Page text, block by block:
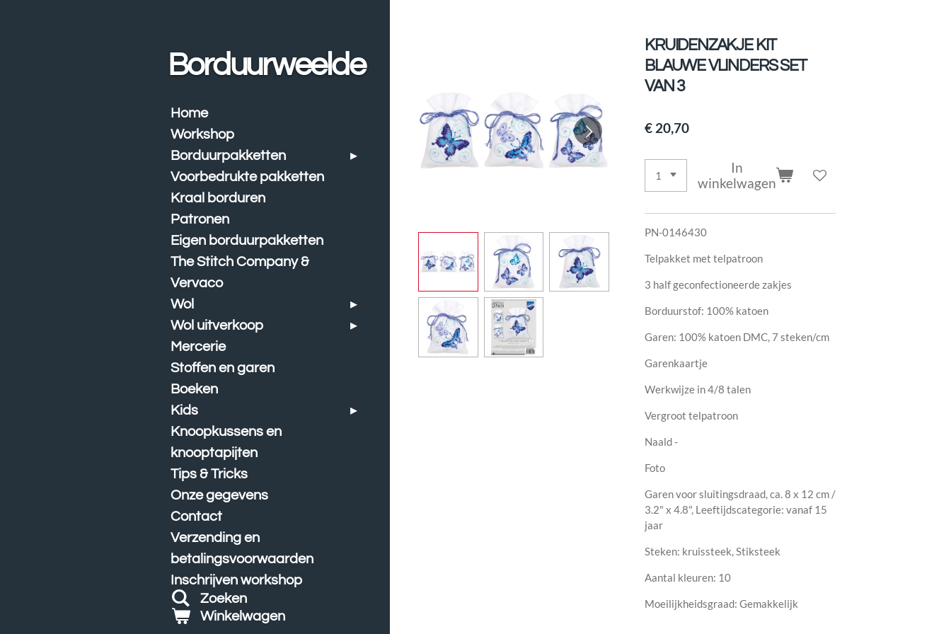
KRUIDENZAKJE KIT
BLAUWE VLINDERS SET
VAN 3
€ 20,70
In
winkelwagen
PN-0146430
Telpakket met telpatroon
3 half geconfectioneerde zakjes
Borduurstof: 100% katoen
Garen: 100% katoen DMC, 7 steken/cm
Garenkaartje
Werkwijze in 4/8 talen
Vergroot telpatroon
Naald -
Foto
Garen voor sluitingsdraad, ca. 8 x 12 cm /
3.2" x 4.8", Leeftijdscategorie: vanaf 15
jaar
Steken: kruissteek, Stiksteek
Aantal kleuren: 10
Moeilijkheidsgraad: Gemakkelijk
Borduurweelde
Home
Workshop
Borduurpakketten
Voorbedrukte pakketten
Kraal borduren
Patronen
Eigen borduurpakketten
The Stitch Company &
Vervaco
Wol
Wol uitverkoop
Mercerie
Stoffen en garen
Boeken
Kids
Knoopkussens en
knooptapijten
Tips & Tricks
Onze gegevens
Contact
Verzending en
betalingsvoorwaarden
Inschrijven workshop
Zoeken
Winkelwagen